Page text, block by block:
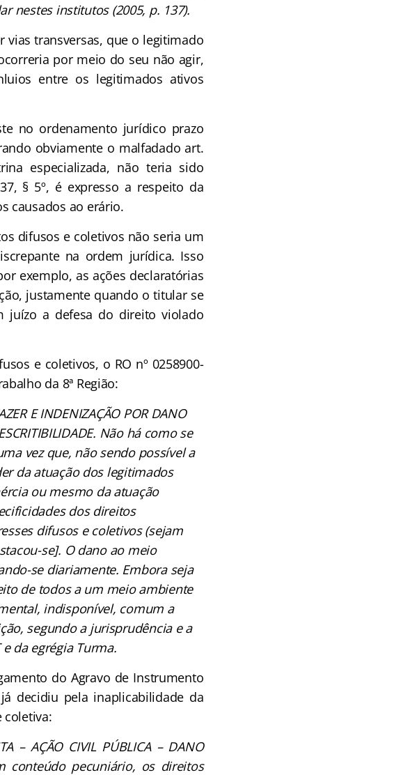
nestes institutos (2005, p. 137).
transversas, que o legitimado
por meio do seu não agir,
entre os legitimados ativos
no ordenamento jurídico prazo
obviamente o malfadado art.
especializada, não teria sido
§ 5º, é expresso a respeito da
causados ao erário.
difusos e coletivos não seria um
na ordem jurídica. Isso
exemplo, as ações declaratórias
justamente quando o titular se
juízo a defesa do direito violado
e coletivos, o RO nº 0258900-
da 8ª Região:
E INDENIZAÇÃO POR DANO
Não há como se
vez que, não sendo possível a
da atuação dos legitimados
ou mesmo da atuação
dos direitos
difusos e coletivos (sejam
se]. O dano ao meio
se diariamente. Embora seja
de todos a um meio ambiente
indisponível, comum a
segundo a jurisprudência e a
da egrégia Turma.
do Agravo de Instrumento
já decidiu pela inaplicabilidade da
coletiva:
– AÇÃO CIVIL PÚBLICA – DANO
conteúdo pecuniário, os direitos